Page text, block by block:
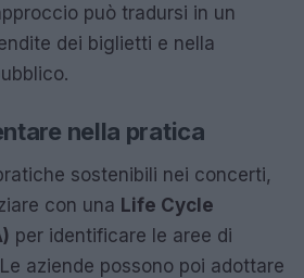
può tradursi in un
dei biglietti e nella
nella pratica
sostenibili nei concerti,
con una Life Cycle
per identificare le aree di
aziende possono poi adottare